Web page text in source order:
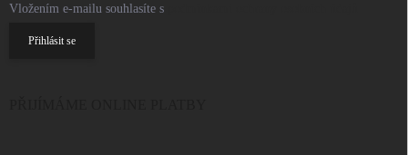
Vložením e-mailu souhlasíte s
Přihlásit se